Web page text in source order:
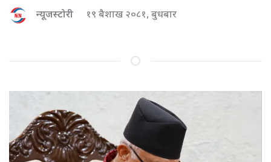
न्यूजस्टोरी १९ बैशाख २०८१, बुधबार